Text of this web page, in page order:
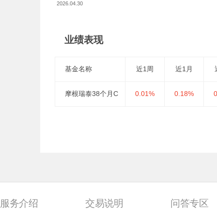
2026.04.30
业绩表现
基金名称 近1周 近1月
摩根瑞泰38个月C 0.01% 0.18%
服务介绍 交易说明 问答专区